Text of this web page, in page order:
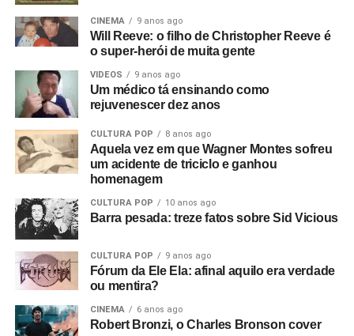
CINEMA 9 anos ago
Will Reeve: o filho de Christopher Reeve é
o super-herói de muita gente
VIDEOS 9 anos ago
Um médico tá ensinando como
rejuvenescer dez anos
CULTURA POP 8 anos ago
Aquela vez em que Wagner Montes sofreu
um acidente de triciclo e ganhou
homenagem
CULTURA POP 10 anos ago
Barra pesada: treze fatos sobre Sid Vicious
CULTURA POP 9 anos ago
Fórum da Ele Ela: afinal aquilo era verdade
ou mentira?
CINEMA 6 anos ago
Robert Bronzi, o Charles Bronson cover